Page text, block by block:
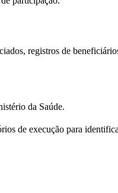
registros de
da Saúde.
de execução para